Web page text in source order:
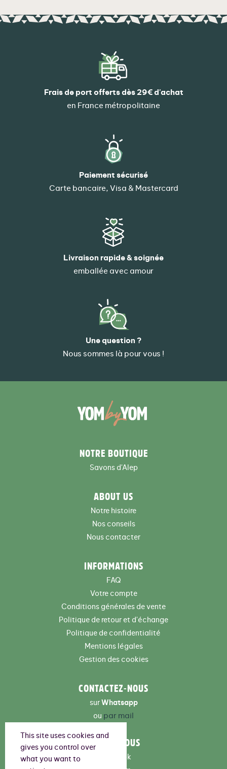
Frais de port offerts dès 29€ d'achat
en France métropolitaine
Paiement sécurisé
Carte bancaire, Visa & Mastercard
Livraison rapide & soignée
emballée avec amour
Une question ?
Nous sommes là pour vous !
NOTRE BOUTIQUE
Savons d'Alep
ABOUT US
Notre histoire
Nos conseils
Nous contacter
INFORMATIONS
FAQ
Votre compte
Conditions générales de vente
Politique de retour et d'échange
Politique de confidentialité
Mentions légales
Gestion des cookies
CONTACTEZ-NOUS
sur Whatsapp
ou par mail
SUIVEZ-NOUS
Facebook
This site uses cookies and
gives you control over
what you want to